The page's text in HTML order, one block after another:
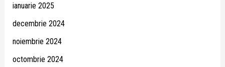
ianuarie 2025
decembrie 2024
noiembrie 2024
octombrie 2024